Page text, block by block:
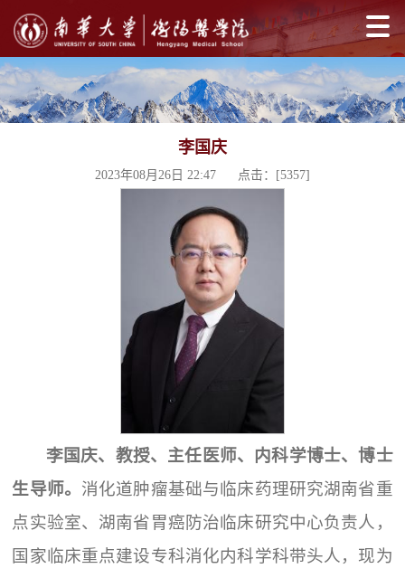
李国庆
2023年08月26日 22:47 点击：[5357]
李国庆、教授、主任医师、内科学博士、博士
生导师。 消化道肿瘤基础与临床药理研究湖南省重
点实验室、湖南省胃癌防治临床研究中心负责人，
国家临床重点建设专科消化内科学科带头人，现为